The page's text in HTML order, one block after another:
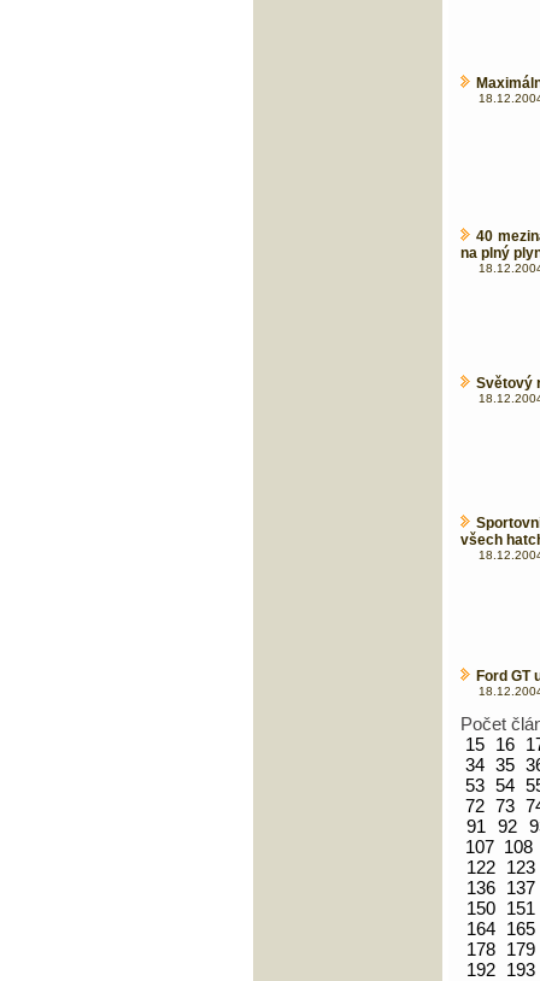
40
na plný
Světový
všech
Ford GT
Počet
15 16
34 35
53 54
72 73
91
92
107 108
122
123
136
137
150
151
164
165
178
179
192
193